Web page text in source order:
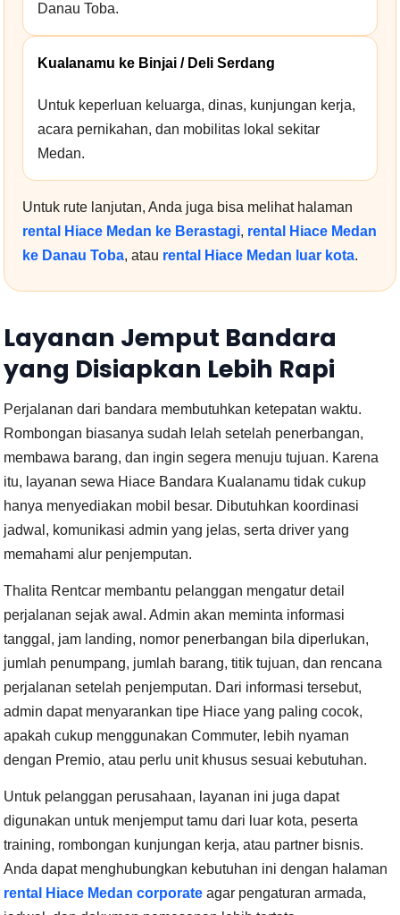
Danau Toba.
Kualanamu ke Binjai / Deli Serdang
Untuk keperluan keluarga, dinas, kunjungan kerja,
acara pernikahan, dan mobilitas lokal sekitar
Medan.
Untuk rute lanjutan, Anda juga bisa melihat halaman
rental Hiace Medan ke Berastagi, rental Hiace Medan
ke Danau Toba, atau rental Hiace Medan luar kota.
Layanan Jemput Bandara
yang Disiapkan Lebih Rapi
Perjalanan dari bandara membutuhkan ketepatan waktu.
Rombongan biasanya sudah lelah setelah penerbangan,
membawa barang, dan ingin segera menuju tujuan. Karena
itu, layanan sewa Hiace Bandara Kualanamu tidak cukup
hanya menyediakan mobil besar. Dibutuhkan koordinasi
jadwal, komunikasi admin yang jelas, serta driver yang
memahami alur penjemputan.
Thalita Rentcar membantu pelanggan mengatur detail
perjalanan sejak awal. Admin akan meminta informasi
tanggal, jam landing, nomor penerbangan bila diperlukan,
jumlah penumpang, jumlah barang, titik tujuan, dan rencana
perjalanan setelah penjemputan. Dari informasi tersebut,
admin dapat menyarankan tipe Hiace yang paling cocok,
apakah cukup menggunakan Commuter, lebih nyaman
dengan Premio, atau perlu unit khusus sesuai kebutuhan.
Untuk pelanggan perusahaan, layanan ini juga dapat
digunakan untuk menjemput tamu dari luar kota, peserta
training, rombongan kunjungan kerja, atau partner bisnis.
Anda dapat menghubungkan kebutuhan ini dengan halaman
rental Hiace Medan corporate agar pengaturan armada,